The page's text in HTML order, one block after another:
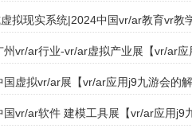
拟现实系统|2024中国vr/ar教育vr教
州vr/ar行业-vr/ar虚拟产业展【vr/ar应
国虚拟vr/ar展【vr/ar应用j9九游会的解
国vr/ar软件 建模工具展【vr/ar应用j9